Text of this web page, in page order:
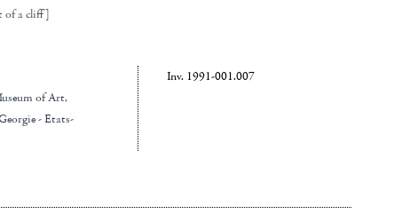
of a cliff]
of Art,
- Etats-
Inv. 1991-001.007